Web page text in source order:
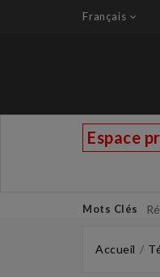
Français
Espace
Mots Clés
Accueil